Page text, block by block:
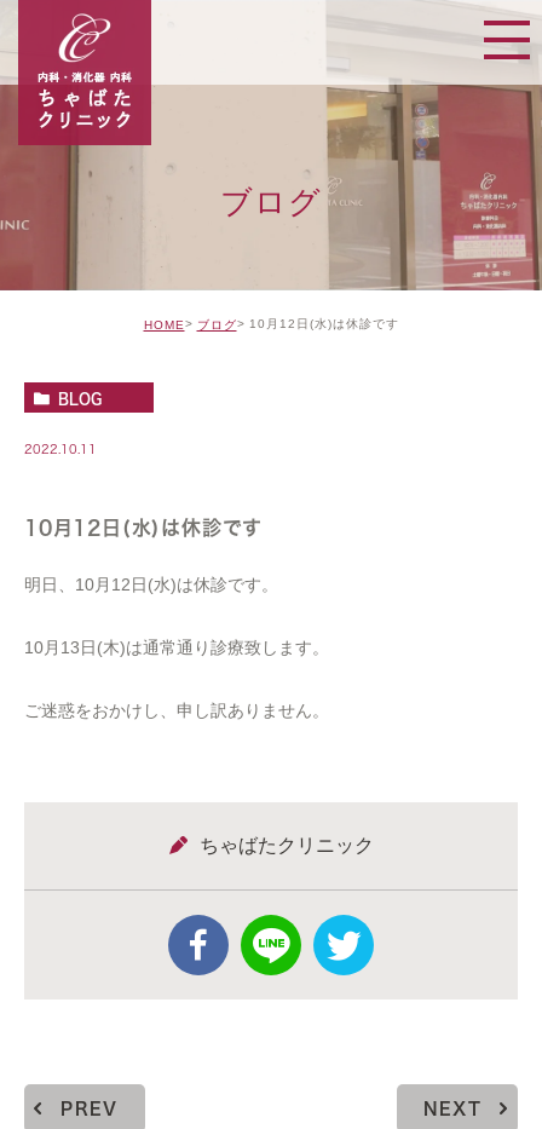
ブログ
HOME ブログ 10月12日(水)は休診です
BLOG
2022.10.11
10月12日(水)は休診です
明日、10月12日(水)は休診です。
10月13日(木)は通常通り診療致します。
ご迷惑をおかけし、申し訳ありません。
ちゃばたクリニック
PREV NEXT